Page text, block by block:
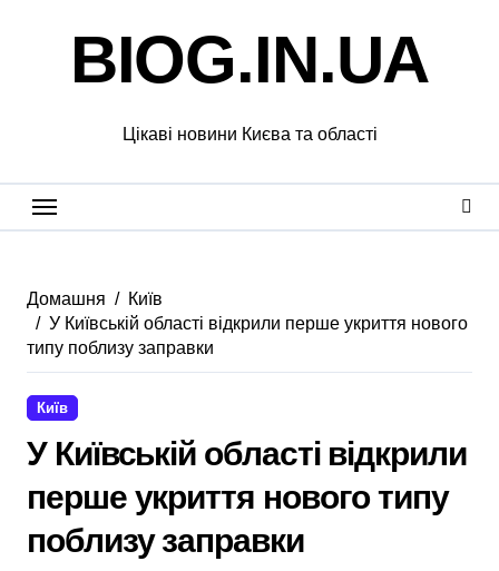
BIOG.IN.UA
Цікаві новини Києва та області
Домашня
Київ
У Київській області відкрили перше укриття нового
типу поблизу заправки
Київ
У Київській області відкрили
перше укриття нового типу
поблизу заправки